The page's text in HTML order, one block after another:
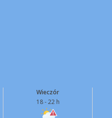
Wieczór
18 - 22 h